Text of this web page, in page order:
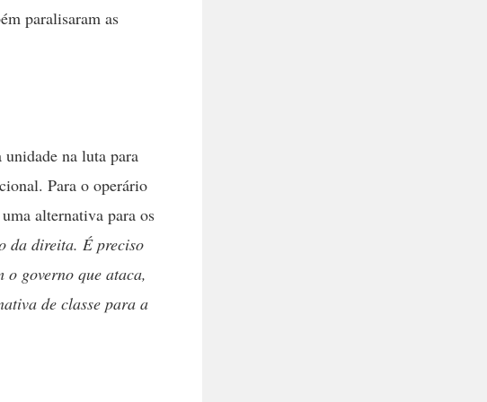
paralisaram as
unidade na luta para
Para o operário
alternativa para os
da direita. É preciso
governo que ataca,
de classe para a